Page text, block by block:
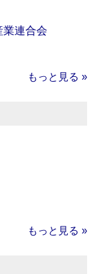
連合会
もっと見る »
もっと見る »